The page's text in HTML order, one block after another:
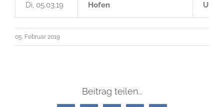
Di, 05.03.19 Hofen
05. Februar 2019
Beitrag teilen...